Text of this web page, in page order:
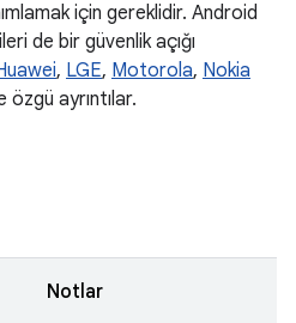
için gereklidir. Android
de bir güvenlik açığı
, LGE, Motorola, Nokia
özgü ayrıntılar.
Notlar